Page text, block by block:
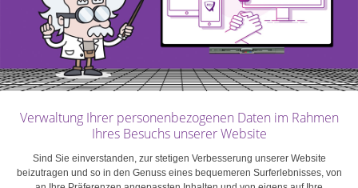
Verwaltung Ihrer personenbezogenen Daten im Rahmen
Ihres Besuchs unserer Website
Sind Sie einverstanden, zur stetigen Verbesserung unserer Website
beizutragen und so in den Genuss eines bequemeren Surferlebnisses, von